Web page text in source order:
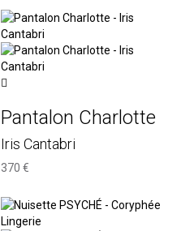
Pantalon Charlotte
Iris Cantabri
370 €